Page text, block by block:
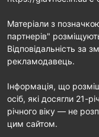
Матеріали з
партнерів"
Відповідальність за
рекламодавець.
Інформація, що
осіб, які досягли 21-
річного віку — не
цим сайтом.